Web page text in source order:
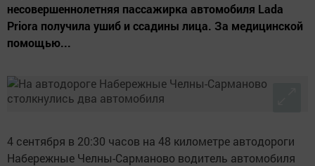
несовершеннолетняя пассажирка автомобиля Lada
Priora получила ушиб и ссадины лица. За медицинской
помощью...
4 сентября в 20:30 часов на 48 километре автодороги
Набережные Челны-Сарманово водитель автомобиля